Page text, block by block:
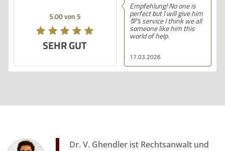
5.00 von 5
Empfehlung! No one is
perfect but I will give him
💯% service I think we all
someone like him this
world of help.
Empfehlung!
sehr gute
mit dieser
gemacht. Die
Beratung sehr
und kann ihre
Dr. V. Ghendler ist Rechtsanwalt und